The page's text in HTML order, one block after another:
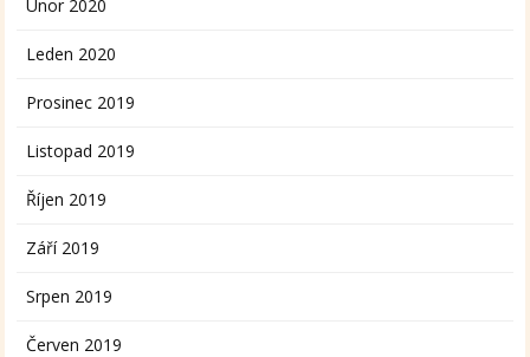
Únor 2020
Leden 2020
Prosinec 2019
Listopad 2019
Říjen 2019
Září 2019
Srpen 2019
Červen 2019